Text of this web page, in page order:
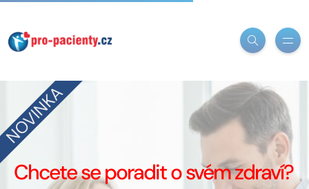
Chcete se poradit o svém zdraví?
NOVINKA